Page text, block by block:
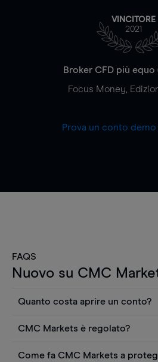
VINCITORE
2021
Broker CFD più equo
Focus Money,
Prova un conto
FAQS
Nuovo su CMC
Quanto costa aprire un conto?
Puoi anche visualizzare
utilizzare strumenti come
CMC Markets è regolato?
Come fa CMC Markets a